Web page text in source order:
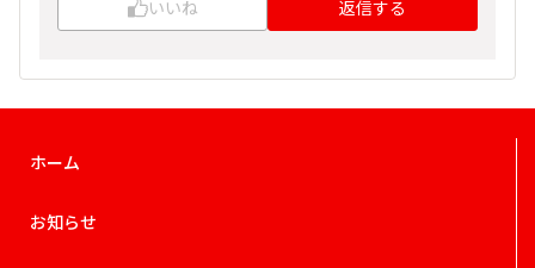
いいね 返信する
ホーム
お知らせ